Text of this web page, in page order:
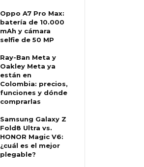
Oppo A7 Pro Max:
batería de 10.000
mAh y cámara
selfie de 50 MP
Ray-Ban Meta y
Oakley Meta ya
están en
Colombia: precios,
funciones y dónde
comprarlas
Samsung Galaxy Z
Fold8 Ultra vs.
HONOR Magic V6:
¿cuál es el mejor
plegable?